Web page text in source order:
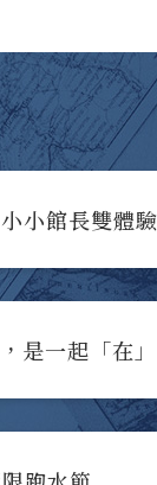
小館長雙體驗
是一起「在」